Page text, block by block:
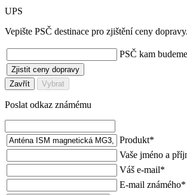
UPS
Vepište PSČ destinace pro zjištění ceny dopravy.
PSČ kam
Zjistit ceny dopravy
Zavřít
Vybrat
Poslat odkaz známému
Produkt*
Vaše jméno a
Váš e-mail*
E-mail známého*